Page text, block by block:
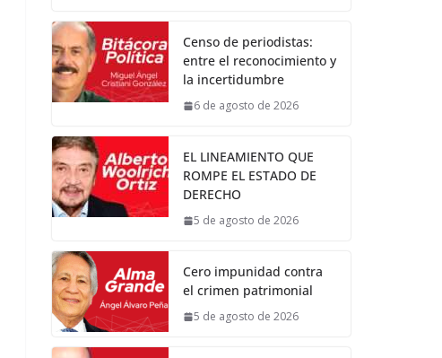
Censo de periodistas:
entre el reconocimiento y
la incertidumbre
6 de agosto de 2026
EL LINEAMIENTO QUE
ROMPE EL ESTADO DE
DERECHO
5 de agosto de 2026
Cero impunidad contra
el crimen patrimonial
5 de agosto de 2026